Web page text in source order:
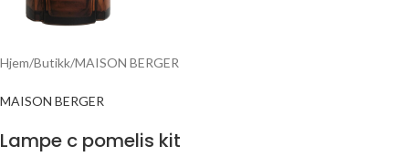
Hjem/Butikk/MAISON BERGER
MAISON BERGER
Lampe c pomelis kit